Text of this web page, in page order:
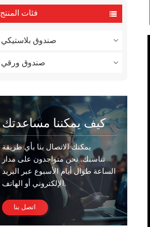
فئات المنتج
صندوق بلاستيكي
صندوق ورقي
كيف يمكننا مساعدتك
يمكنك الاتصال بنا بأي طريقة
تناسبك. نحن متواجدون على مدار
الساعة طوال أيام الأسبوع عبر البريد
الإلكتروني أو الهاتف.
اتصل بنا